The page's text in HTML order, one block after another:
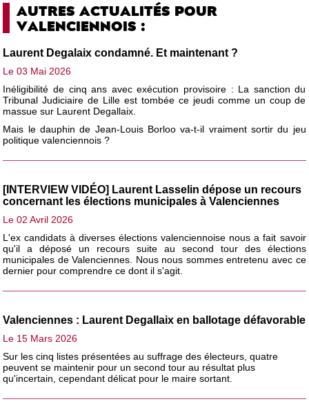
AUTRES ACTUALITÉS POUR
VALENCIENNOIS :
Laurent Degalaix condamné. Et maintenant ?
Le 03 Mai 2026
Inéligibilité de cinq ans avec exécution provisoire : La sanction du
Tribunal Judiciaire de Lille est tombée ce jeudi comme un coup de
massue sur Laurent Degallaix.
Mais le dauphin de Jean-Louis Borloo va-t-il vraiment sortir du jeu
politique valenciennois ?
[INTERVIEW VIDÉO] Laurent Lasselin dépose un recours
concernant les élections municipales à Valenciennes
Le 02 Avril 2026
L'ex candidats à diverses élections valenciennoise nous a fait savoir
qu'il a déposé un recours suite au second tour des élections
municipales de Valenciennes. Nous nous sommes entretenu avec ce
dernier pour comprendre ce dont il s'agit.
Valenciennes : Laurent Degallaix en ballotage défavorable
Le 15 Mars 2026
Sur les cinq listes présentées au suffrage des électeurs, quatre
peuvent se maintenir pour un second tour au résultat plus
qu'incertain, cependant délicat pour le maire sortant.